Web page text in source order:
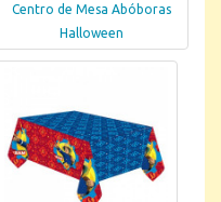
Centro de Mesa Abóboras
Halloween